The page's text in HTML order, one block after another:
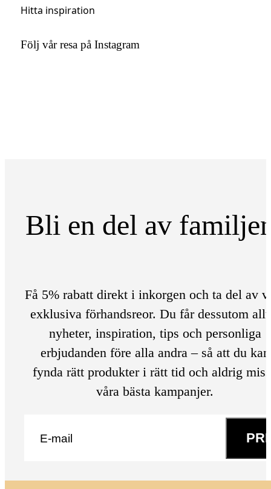
Hitta inspiration
Följ vår resa på Instagram
Bli en del av
Få 5% rabatt direkt i inkorgen och ta del av
exklusiva förhandsreor. Du får dessutom
nyheter, inspiration, tips och personliga
erbjudanden före alla andra – så att du kan
fynda rätt produkter i rätt tid och aldrig
våra bästa kampanjer.